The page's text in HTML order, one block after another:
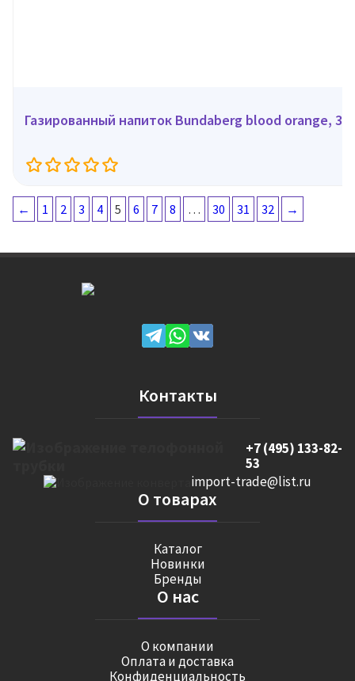
Газированный напиток Bundaberg blood orange,
← 1 2 3 4 5 6 7 8 … 30 31 32 →
Контакты
+7 (495) 133-82-
53
import-trade@list.ru
О товарах
Каталог
Новинки
Бренды
О нас
О компании
Оплата и доставка
Конфиденциальность